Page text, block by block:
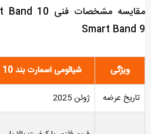
Smart Band 9
ویژگی شیائومی اسمارت بند 10
تاریخ عرضه
ژوئن 2025